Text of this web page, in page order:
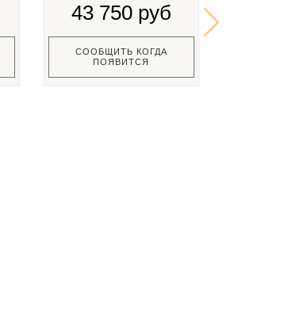
43 750 руб
СООБЩИТЬ КОГДА
ПОЯВИТСЯ